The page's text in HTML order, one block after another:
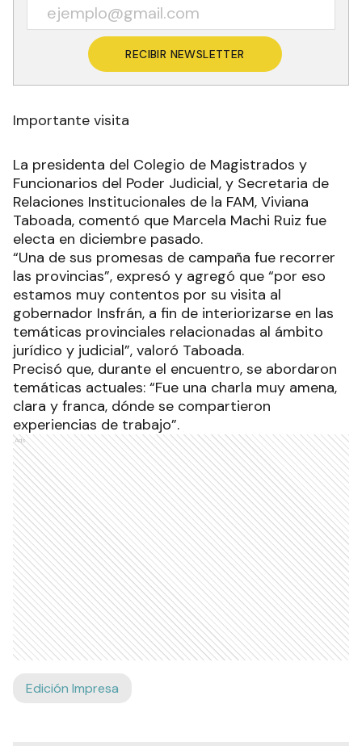
RECIBIR NEWSLETTER
Importante visita
La presidenta del Colegio de Magistrados y
Funcionarios del Poder Judicial, y Secretaria de
Relaciones Institucionales de la FAM, Viviana
Taboada, comentó que Marcela Machi Ruiz fue
electa en diciembre pasado.
“Una de sus promesas de campaña fue recorrer
las provincias”, expresó y agregó que “por eso
estamos muy contentos por su visita al
gobernador Insfrán, a fin de interiorizarse en las
temáticas provinciales relacionadas al ámbito
jurídico y judicial”, valoró Taboada.
Precisó que, durante el encuentro, se abordaron
temáticas actuales: “Fue una charla muy amena,
clara y franca, dónde se compartieron
experiencias de trabajo”.
Ads
Edición Impresa